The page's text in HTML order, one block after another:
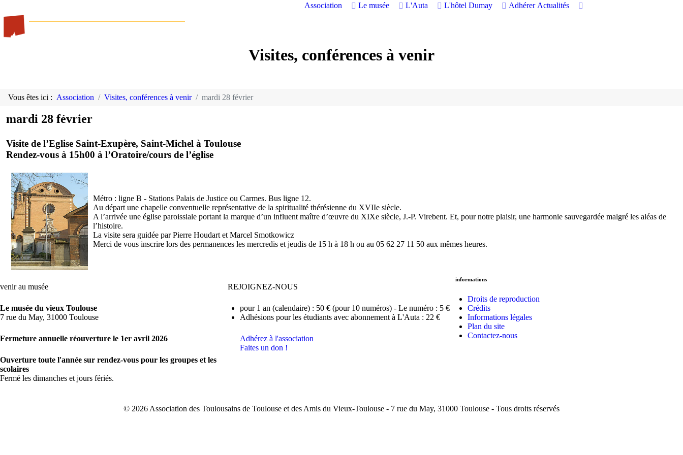
Association Le musée L'Auta L'hôtel Dumay Adhérer Actualités
Visites, conférences à venir
Vous êtes ici : Association Visites, conférences à venir mardi 28 février
mardi 28 février
Visite de l’Eglise Saint-Exupère, Saint-Michel à Toulouse
Rendez-vous à 15h00 à l’Oratoire/cours de l’église
Métro : ligne B - Stations Palais de Justice ou Carmes. Bus ligne 12.
Au départ une chapelle conventuelle représentative de la spiritualité thérésienne du XVIIe siècle.
A l’arrivée une église paroissiale portant la marque d’un influent maître d’œuvre du XIXe siècle, J.-P. Virebent. Et, pour notre plaisir, une harmonie sauvegardée malgré les aléas de
l’histoire.
La visite sera guidée par Pierre Houdart et Marcel Smotkowicz
Merci de vous inscrire lors des permanences les mercredis et jeudis de 15 h à 18 h ou au 05 62 27 11 50 aux mêmes heures.
venir au musée
Le musée du vieux Toulouse
7 rue du May, 31000 Toulouse
Fermeture annuelle réouverture le 1er avril 2026
Ouverture toute l'année sur rendez-vous pour les groupes et les
scolaires
Fermé les dimanches et jours fériés.
REJOIGNEZ-NOUS
pour 1 an (calendaire) : 50 € (pour 10 numéros) - Le numéro : 5 €
Adhésions pour les étudiants avec abonnement à L'Auta : 22 €
Adhérez à l'association
Faites un don !
informations
Droits de reproduction
Crédits
Informations légales
Plan du site
Contactez-nous
© 2026 Association des Toulousains de Toulouse et des Amis du Vieux-Toulouse - 7 rue du May, 31000 Toulouse - Tous droits réservés